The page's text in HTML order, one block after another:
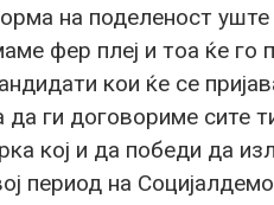
на поделеност уште
фер плеј и тоа ќе го
кои ќе се
ги договориме сите
кој и да победи да
период на